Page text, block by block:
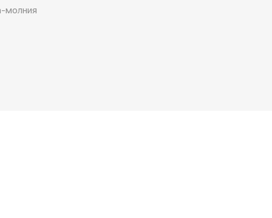
молния